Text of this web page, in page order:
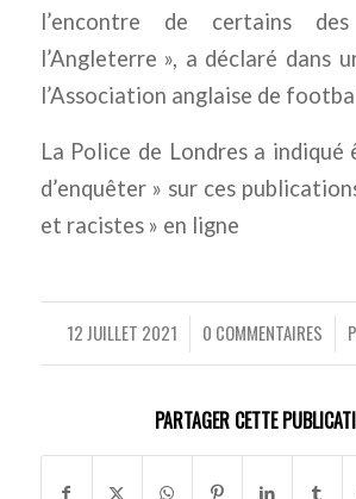
l’encontre de certains
l’Angleterre », a déclaré dans
l’Association anglaise de
La Police de Londres a indiqué
d’enquêter » sur ces
et racistes » en ligne
12 JUILLET 2021
/ 0 COMMENTAIRES
/
PARTAGER CETTE